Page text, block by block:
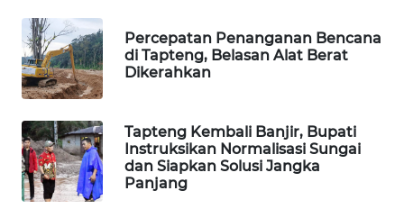
Percepatan Penanganan Bencana
di Tapteng, Belasan Alat Berat
Dikerahkan
Tapteng Kembali Banjir, Bupati
Instruksikan Normalisasi Sungai
dan Siapkan Solusi Jangka
Panjang
PORTAL
KONSUMEN
ALPERKLINAS
FORJASIDA